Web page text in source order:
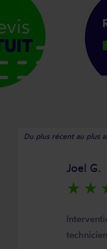
Du plus récent au plus
Joel G.
star_rate star_rate